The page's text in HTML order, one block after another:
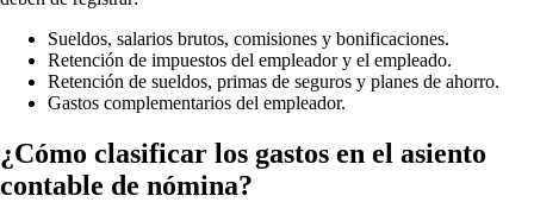
Sueldos, salarios brutos, comisiones y bonificaciones.
Retención de impuestos del empleador y el empleado.
Retención de sueldos, primas de seguros y planes de ahorro.
Gastos complementarios del empleador.
¿Cómo clasificar los gastos en el asiento
contable de nómina?